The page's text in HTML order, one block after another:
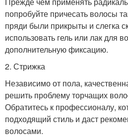
попробуйте причесать волосы
пряди были прикрыты и слегка
использовать гель или лак для
дополнительную фиксацию.
2. Стрижка
Независимо от пола,
решить проблему торчащих
Обратитесь к профессионалу,
подходящий стиль и даст
волосами.